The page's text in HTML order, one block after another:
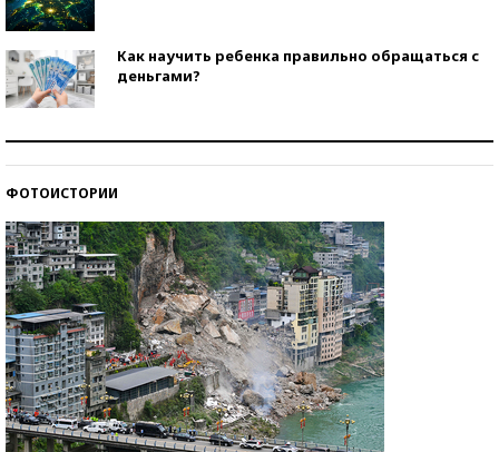
Как научить ребенка правильно обращаться с
деньгами?
ФОТОИСТОРИИ